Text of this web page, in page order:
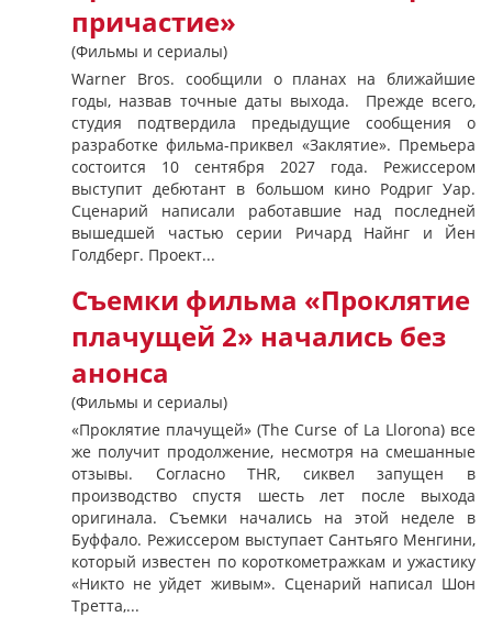
причастие»
(Фильмы и сериалы)
Warner Bros. сообщили о планах на ближайшие
годы, назвав точные даты выхода. Прежде всего,
студия подтвердила предыдущие сообщения о
разработке фильма-приквел «Заклятие». Премьера
состоится 10 сентября 2027 года. Режиссером
выступит дебютант в большом кино Родриг Уар.
Сценарий написали работавшие над последней
вышедшей частью серии Ричард Найнг и Йен
Голдберг. Проект...
Съемки фильма «Проклятие
плачущей 2» начались без
анонса
(Фильмы и сериалы)
«Проклятие плачущей» (The Curse of La Llorona) все
же получит продолжение, несмотря на смешанные
отзывы. Согласно THR, сиквел запущен в
производство спустя шесть лет после выхода
оригинала. Съемки начались на этой неделе в
Буффало. Режиссером выступает Сантьяго Менгини,
который известен по короткометражкам и ужастику
«Никто не уйдет живым». Сценарий написал Шон
Третта,...